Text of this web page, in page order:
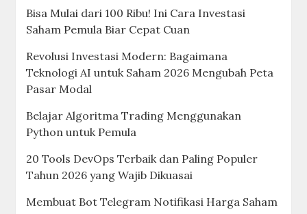
Bisa Mulai dari 100 Ribu! Ini Cara Investasi
Saham Pemula Biar Cepat Cuan
Revolusi Investasi Modern: Bagaimana
Teknologi AI untuk Saham 2026 Mengubah Peta
Pasar Modal
Belajar Algoritma Trading Menggunakan
Python untuk Pemula
20 Tools DevOps Terbaik dan Paling Populer
Tahun 2026 yang Wajib Dikuasai
Membuat Bot Telegram Notifikasi Harga Saham